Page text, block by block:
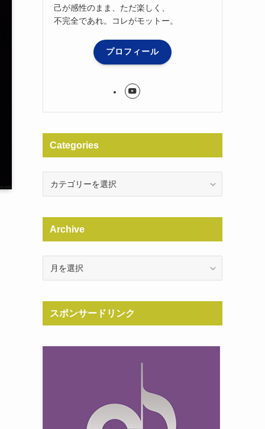
己が感性のまま、ただ楽しく、
不完全であれ。コレがモットー。
プロフィール
Categories
Archive
スポンサードリンク